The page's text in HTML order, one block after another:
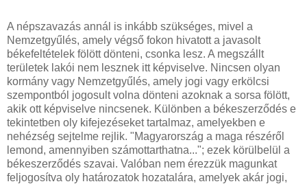
A népszavazás annál is inkább szükséges, mivel a
Nemzetgyűlés, amely végső fokon hivatott a javasolt
békefeltételek fölött dönteni, csonka lesz. A megszállt
területek lakói nem lesznek itt képviselve. Nincsen olyan
kormány vagy Nemzetgyűlés, amely jogi vagy erkölcsi
szempontból jogosult volna dönteni azoknak a sorsa fölött,
akik ott képviselve nincsenek. Különben a békeszerződés e
tekintetben oly kifejezéseket tartalmaz, amelyekben e
nehézség sejtelme rejlik. "Magyarország a maga részéről
lemond, amennyiben számottarthatna..."; ezek körülbelül a
békeszerződés szavai. Valóban nem érezzük magunkat
feljogosítva oly határozatok hozatalára, amelyek akár jogi,